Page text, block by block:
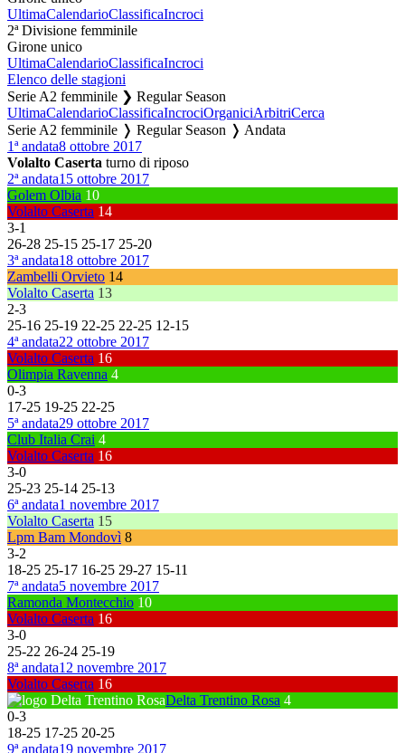
UltimaCalendarioClassificaIncroci
2ª Divisione femminile
Girone unico
UltimaCalendarioClassificaIncroci
Elenco delle stagioni
Serie A2 femminile ❯ Regular Season
UltimaCalendarioClassificaIncrociOrganiciArbitriCerca
Serie A2 femminile ❭ Regular Season ❭ Andata
1ª andata8 ottobre 2017
Volalto Caserta turno di riposo
2ª andata15 ottobre 2017
Golem Olbia 10
Volalto Caserta 14
3-1
26-28 25-15 25-17 25-20
3ª andata18 ottobre 2017
Zambelli Orvieto 14
Volalto Caserta 13
2-3
25-16 25-19 22-25 22-25 12-15
4ª andata22 ottobre 2017
Volalto Caserta 16
Olimpia Ravenna 4
0-3
17-25 19-25 22-25
5ª andata29 ottobre 2017
Club Italia Crai 4
Volalto Caserta 16
3-0
25-23 25-14 25-13
6ª andata1 novembre 2017
Volalto Caserta 15
Lpm Bam Mondovì 8
3-2
18-25 25-17 16-25 29-27 15-11
7ª andata5 novembre 2017
Ramonda Montecchio 10
Volalto Caserta 16
3-0
25-22 26-24 25-19
8ª andata12 novembre 2017
Volalto Caserta 16
Delta Trentino Rosa 4
0-3
18-25 17-25 20-25
9ª andata19 novembre 2017